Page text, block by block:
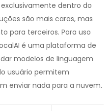
dentro do
são mais caras, mas
para terceiros. Para uso
é uma plataforma de
modelos de linguagem
usuário permitem
enviar nada para a nuvem.